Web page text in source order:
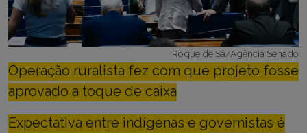
Roque de Sá/Agência Senado
Operação ruralista fez com que projeto fosse
aprovado a toque de caixa
Expectativa entre indígenas e governistas é